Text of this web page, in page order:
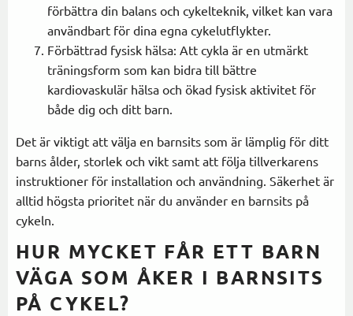
förbättra din balans och cykelteknik, vilket kan vara
användbart för dina egna cykelutflykter.
Förbättrad fysisk hälsa: Att cykla är en utmärkt
träningsform som kan bidra till bättre
kardiovaskulär hälsa och ökad fysisk aktivitet för
både dig och ditt barn.
Det är viktigt att välja en barnsits som är lämplig för ditt
barns ålder, storlek och vikt samt att följa tillverkarens
instruktioner för installation och användning. Säkerhet är
alltid högsta prioritet när du använder en barnsits på
cykeln.
HUR MYCKET FÅR ETT BARN
VÄGA SOM ÅKER I BARNSITS
PÅ CYKEL?